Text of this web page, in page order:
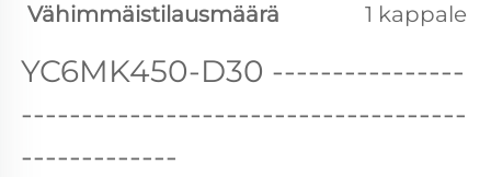
Vähimmäistilausmäärä
1 kappale
YC6MK450-D30 ----------------
-------------------------------------
-------------